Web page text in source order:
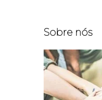
Sobre nós